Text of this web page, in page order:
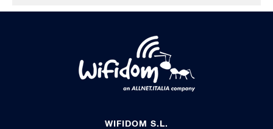
WIFIDOM S.L.